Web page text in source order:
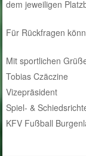
dem jeweiligen
Für Rückfragen
Mit sportlichen
Tobias Czäczine
Vizepräsident
Spiel- &
KFV Fußball